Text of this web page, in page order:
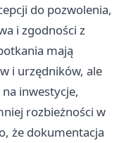
do pozwolenia,
i zgodności z
mają
i urzędników, ale
inwestycje,
rozbieżności w
że dokumentacja